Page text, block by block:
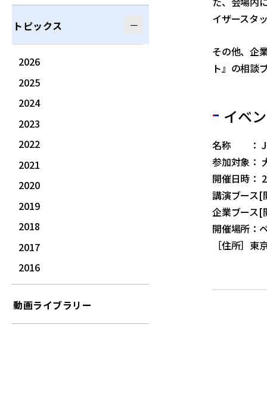
イザースタ
その他、企
ト』の相談
イベ
名称 ：
参加対象：
開催日時：
講演ブース[
企業ブース[
開催場所：
［住所］
トピックス
2026
2025
2024
2023
2022
2021
2020
2019
2018
2017
2016
動画ライブラリー